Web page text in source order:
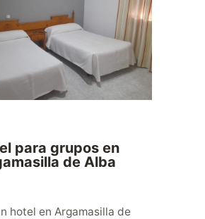
para grupos en
de Alba
hotel en Argamasilla de